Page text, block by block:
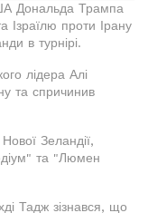
Дональда Трампа
Ізраїлю проти Ірану
в турнірі.
лідера Алі
та спричинив
Зеландії,
та "Люмен
Тадж зізнався, що